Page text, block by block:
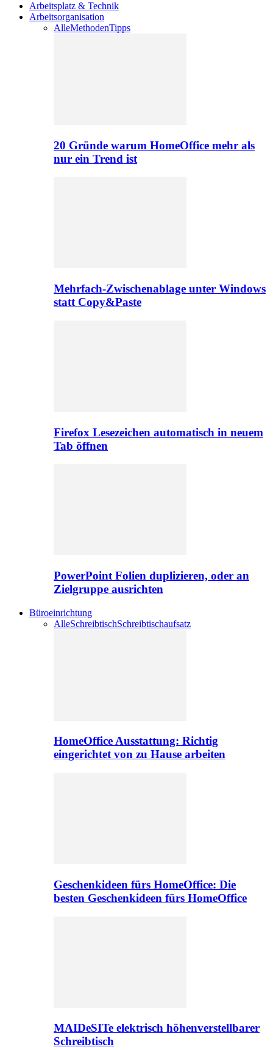
Arbeitsplatz & Technik
Arbeitsorganisation
AlleMethodenTipps
20 Gründe warum HomeOffice mehr als
nur ein Trend ist
Mehrfach-Zwischenablage unter Windows
statt Copy&Paste
Firefox Lesezeichen automatisch in neuem
Tab öffnen
PowerPoint Folien duplizieren, oder an
Zielgruppe ausrichten
Büroeinrichtung
AlleSchreibtischSchreibtischaufsatz
HomeOffice Ausstattung: Richtig
eingerichtet von zu Hause arbeiten
Geschenkideen fürs HomeOffice: Die
besten Geschenkideen fürs HomeOffice
MAIDeSITe elektrisch höhenverstellbarer
Schreibtisch